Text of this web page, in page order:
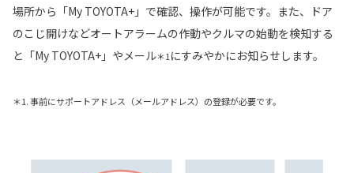
場所から「My TOYOTA+」で確認、操作が可能です。また、ドア
のこじ開けなどオートアラームの作動やクルマの始動を検知する
と「My TOYOTA+」やメール＊1 にすみやかにお知らせします。
＊1. 事前にサポートアドレス（メールアドレス）の登録が必要です。